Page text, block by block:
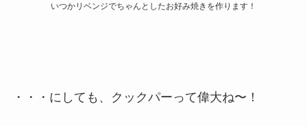
いつかリベンジでちゃんとしたお好み焼きを作ります！
・・・にしても、クックパーって偉大ね〜！